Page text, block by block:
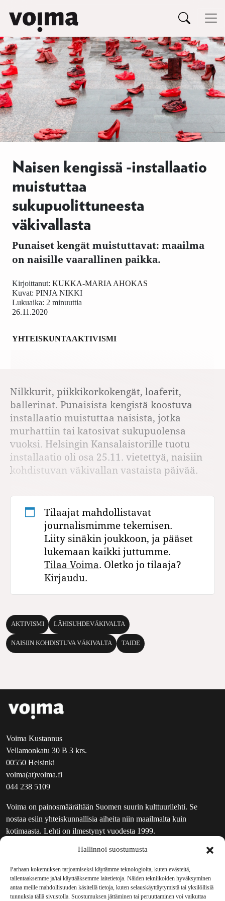
Hallinnoi suostumusta
Parhaan kokemuksen tarjoamiseksi käytämme teknologioita, kuten evästeitä,
tallentaaksemme ja/tai käyttääksemme laitetietoja. Näiden tekniikoiden hyväksyminen
antaa meille mahdollisuuden käsitellä tietoja, kuten selauskäyttäytymistä tai yksilöllisiä
tunnuksia tällä sivustolla. Suostumuksen jättäminen tai peruuttaminen voi vaikuttaa
Siirry sisältöön
Päävalikko
Naisen kengissä -installaatio
muistuttaa
sukupuolittuneesta
väkivallasta
Punaiset kengät muistuttavat: maailma
on naisille vaarallinen paikka.
26.11.2020
Kirjoittanut: KUKKA-MARIA AHOKAS
Kuvat: PINJA NIKKI
Lukuaika: 2 minuuttia
YHTEISKUNTAAKTIVISMI
Nilkkurit, piikkikorkokengät, loaferit,
ballerinat. Punaisista kengistä koostuva
installaatio muistuttaa naisista, jotka
murhattiin tai katosivat sukupuolensa
vuoksi. Helsingin Kansalaistorille tuotu
installaatio oli osa 25.11. vietettyä, naisiin
kohdistuvan väkivallan vastaista päivää.
Tilaajat mahdollistavat
journalismimme tekemisen.
Liity sinäkin joukkoon, ja pääset
lukemaan kaikki juttumme.
Tilaa Voima. Oletko jo tilaaja?
Kirjaudu.
AKTIVISMI LÄHISUHDEVÄKIVALTA
NAISIIN KOHDISTUVA VÄKIVALTA TAIDE
Voima Kustannus
Vellamonkatu 30 B 3 krs.
00550 Helsinki
voima(at)voima.fi
044 238 5109
Voima on painosmäärältään Suomen suurin kulttuurilehti. Se
nostaa esiin yhteiskunnallisia aiheita niin maailmalta kuin
kotimaasta. Lehti on ilmestynyt vuodesta 1999.
UUTISKIRJE
MAINOSTAJILLE
VASTAMAINOKSET